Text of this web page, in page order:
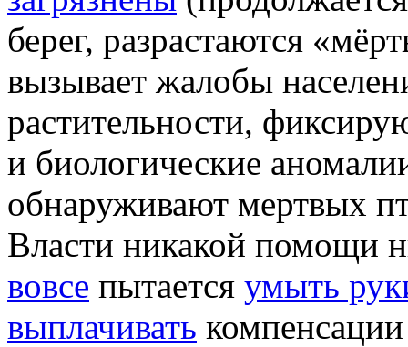
берег, разрастаются
вызывает жалобы
растительности,
и биологические
обнаруживают мертвых
Власти никакой помощи
вовсе пытается умыть
выплачивать